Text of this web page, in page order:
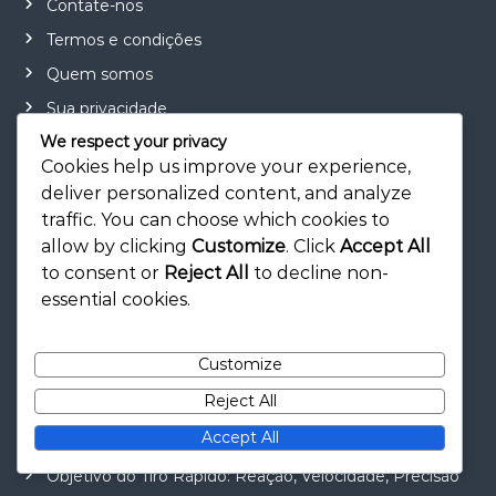
Contate-nos
Termos e condições
Quem somos
Sua privacidade
Publicações recentes
O Golo de Longa Distância de Gerrard: Distância,
Importância, Impacto
Técnica
Remate de Drible: Controlo, Habilidade, Precisão
Objetivo do Tiro de Colocação: Precisão, Técnica,
Objetivo do Tiro Rápido: Reação, Velocidade, Precisão
We respect your privacy
Cookies help us improve your experience,
deliver personalized content, and analyze
traffic. You can choose which cookies to
allow by clicking Customize. Click Accept All
to consent or Reject All
to decline non-
essential cookies.
Customize
Reject All
Accept All